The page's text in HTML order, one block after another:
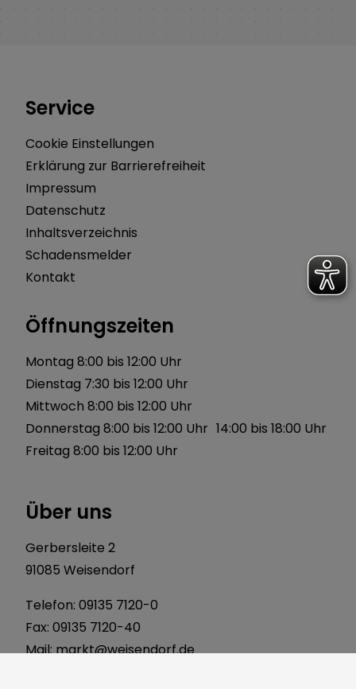
Service
Cookie Einstellungen
Erklärung zur Barrierefreiheit
Impressum
Datenschutz
Inhaltsverzeichnis
Schadensmelder
Kontakt
Öffnungszeiten
Montag 8:00 bis 12:00 Uhr
Dienstag 7:30 bis 12:00 Uhr
Mittwoch 8:00 bis 12:00 Uhr
Donnerstag 8:00 bis 12:00 Uhr 14:00 bis 18:00 Uhr
Freitag 8:00 bis 12:00 Uhr
Über uns
Gerbersleite 2
91085 Weisendorf
Telefon: 09135 7120-0
Fax: 09135 7120-40
Mail:markt@weisendorf.de